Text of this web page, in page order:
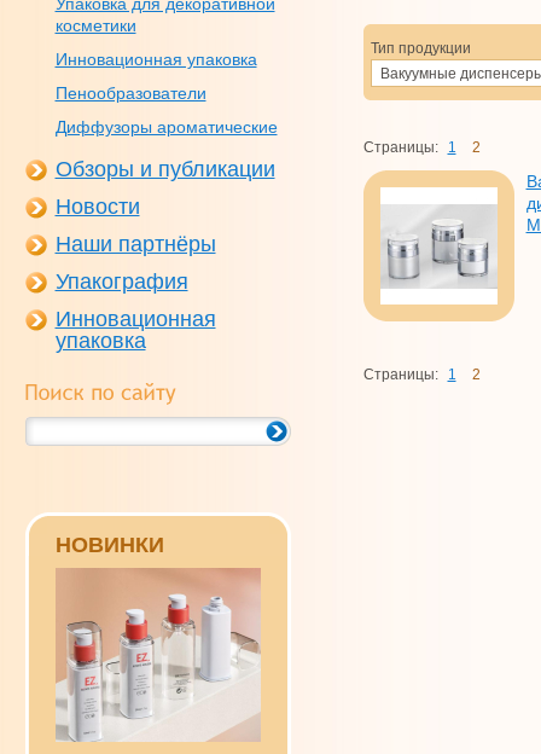
косметики
Инновационная упаковка
Пенообразователи
Диффузоры ароматические
Обзоры и публикации
Новости
Наши партнёры
Упакография
Инновационная
упаковка
НОВИНКИ
Тип продукции
Вакуумные
Страницы: 1 2
Страницы: 1 2